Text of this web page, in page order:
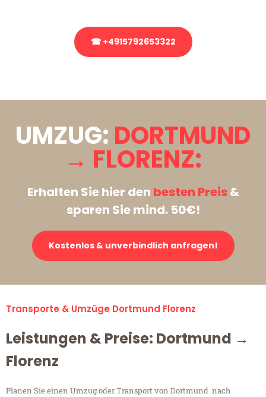
☎ +4915792653322
UMZUG: DORTMUND
→ FLORENZ:
Erhalten Sie hier den besten Preis&
sparen Sie mind. 50€!
Kostenlos & unverbindlich anfragen!
Transporte & Umzüge Dortmund Florenz
Leistungen & Preise: Dortmund →
Florenz
Planen Sie einen Umzug oder Transport von Dortmund nach